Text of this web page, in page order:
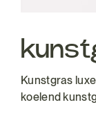
Kunstgras
koelend